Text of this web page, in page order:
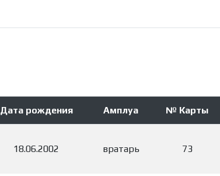
Дата рождения Амплуа № Карты
18.06.2002 вратарь 73